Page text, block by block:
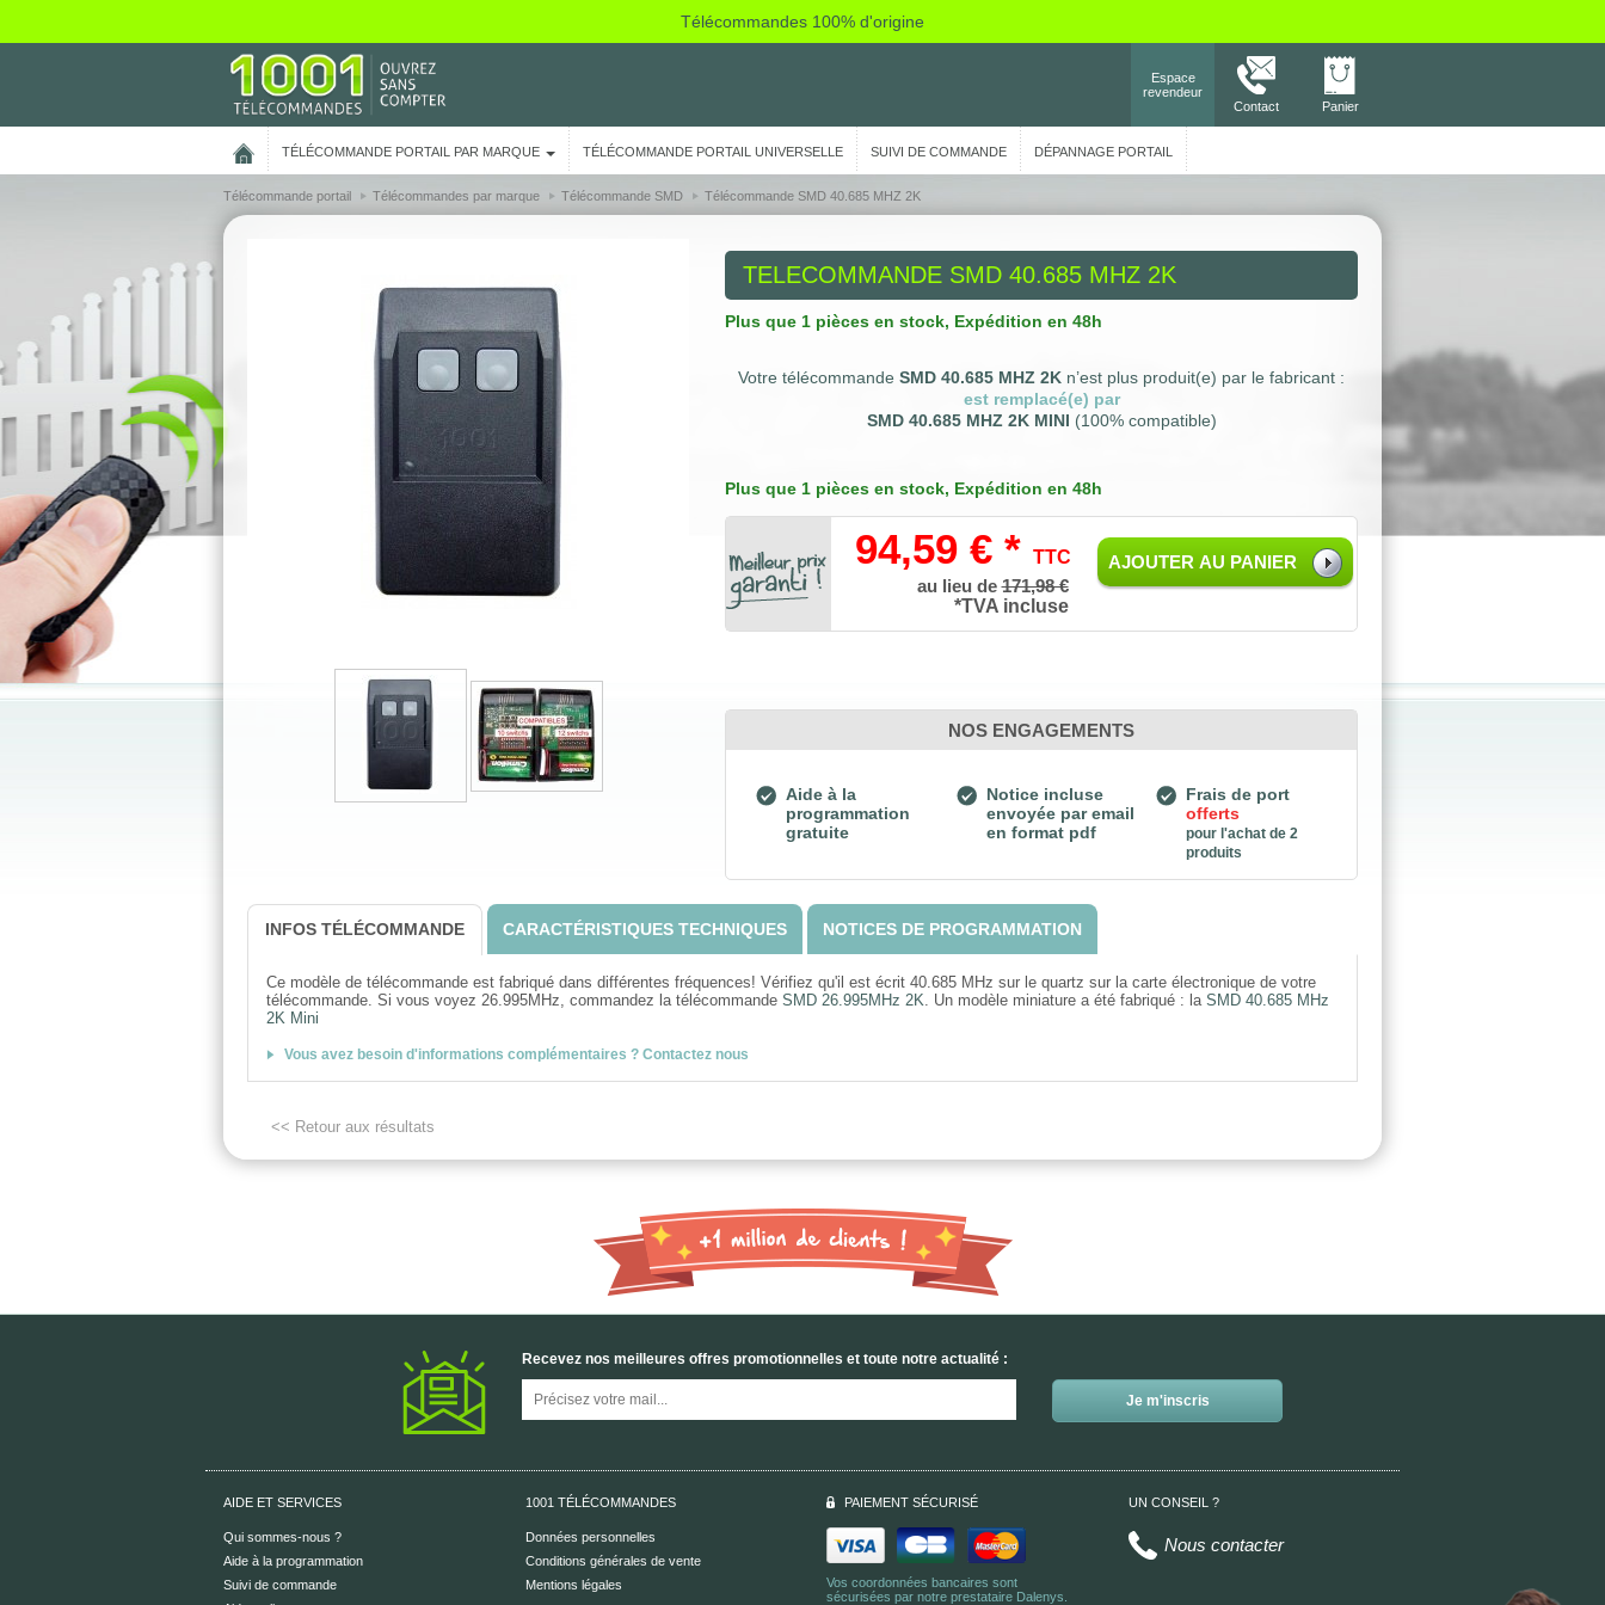
Télécommandes 100% d'origine
Espace
revendeur
Contact
Panier
TÉLÉCOMMANDE PORTAIL PAR MARQUE TÉLÉCOMMANDE PORTAIL UNIVERSELLE SUIVI DE COMMANDE DÉPANNAGE PORTAIL
Télécommande portail Télécommandes par marque Télécommande SMD Télécommande SMD 40.685 MHZ 2K
TELECOMMANDE SMD 40.685 MHZ 2K
Plus que 1 pièces en stock, Expédition en 48h
Votre télécommande SMD 40.685 MHZ 2K n’est plus produit(e) par le fabricant :
est remplacé(e) par
SMD 40.685 MHZ 2K MINI (100% compatible)
Plus que 1 pièces en stock, Expédition en 48h
94,59 € * TTC
au lieu de171,98 €
*TVA incluse
AJOUTER AU PANIER
NOS ENGAGEMENTS
Aide à la
programmation
gratuite
Notice incluse
envoyée par email
en format pdf
Frais de port
offerts
pour l'achat de 2
produits
INFOS TÉLÉCOMMANDE CARACTÉRISTIQUES TECHNIQUES NOTICES DE PROGRAMMATION
Ce modèle de télécommande est fabriqué dans différentes fréquences! Vérifiez qu'il est écrit 40.685 MHz sur le quartz sur la carte électronique de votre
télécommande. Si vous voyez 26.995MHz, commandez la télécommande SMD 26.995MHz 2K. Un modèle miniature a été fabriqué : la SMD 40.685 MHz
2K Mini
Vous avez besoin d'informations complémentaires ? Contactez nous
<< Retour aux résultats
Recevez nos meilleures offres promotionnelles et toute notre actualité :
AIDE ET SERVICES
Qui sommes-nous ?
Aide à la programmation
Suivi de commande
1001 TÉLÉCOMMANDES
Données personnelles
Conditions générales de vente
Mentions légales
PAIEMENT SÉCURISÉ
Vos coordonnées bancaires sont
sécurisées par notre prestataire Dalenys.
UN CONSEIL ?
Nous contacter